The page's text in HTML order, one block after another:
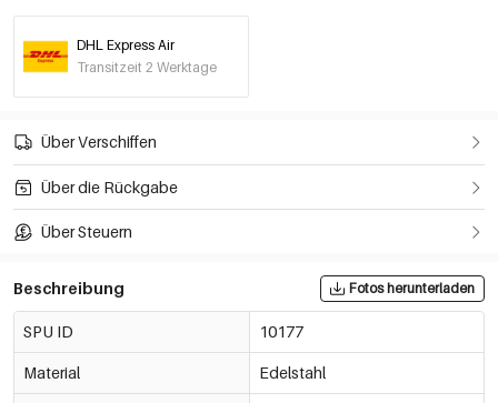
DHL Express Air
Transitzeit 2 Werktage
Über Verschiffen
Über die Rückgabe
Über Steuern
Beschreibung Fotos herunterladen
SPU ID 10177
Material Edelstahl